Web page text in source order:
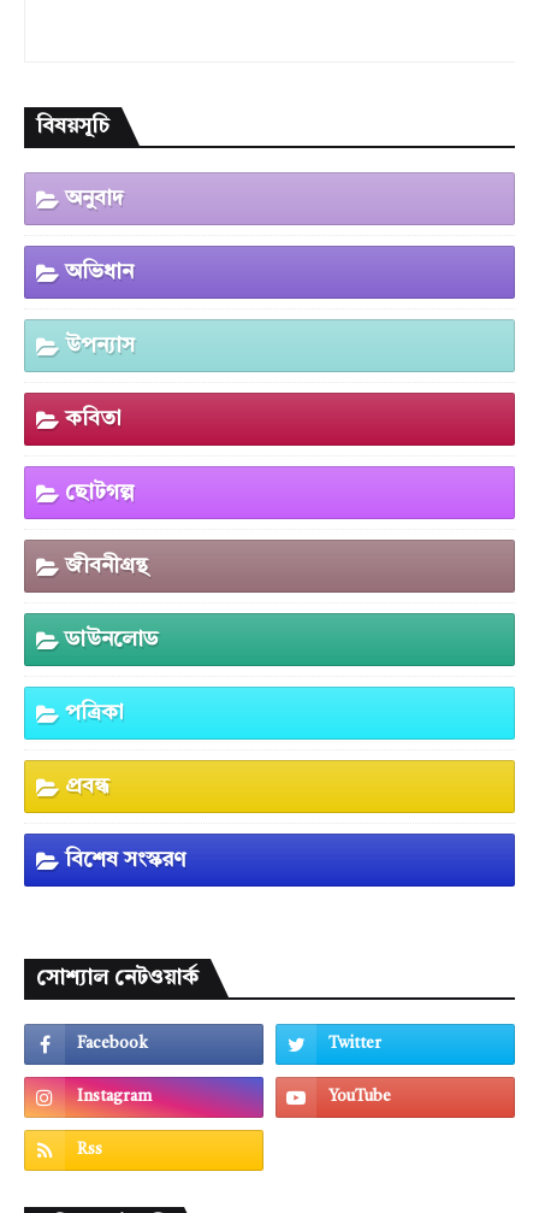
বিষয়সূচি
অনুবাদ
অভিধান
উপন্যাস
কবিতা
ছোটগল্প
জীবনীগ্রন্থ
ডাউনলোড
পত্রিকা
প্রবন্ধ
বিশেষ সংস্করণ
সোশ্যাল নেটওয়ার্ক